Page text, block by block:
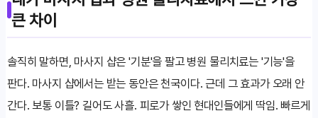
큰 차이
솔직히 말하면, 마사지 샵은 '기분'을 팔고 병원 물리치료는 '기능'을
판다. 마사지 샵에서는 받는 동안은 천국이다. 근데 그 효과가 오래 안
간다. 보통 이틀? 길어도 사흘. 피로가 쌓인 현대인들에게 딱임. 빠르게